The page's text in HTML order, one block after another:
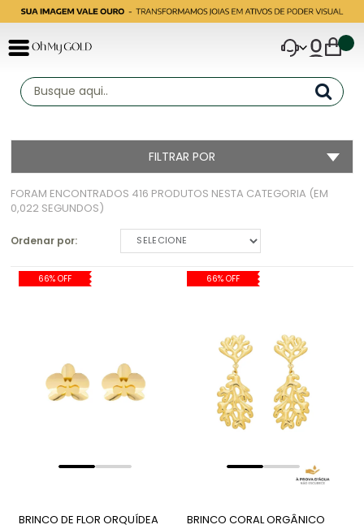
FILTRAR POR
FORAM ENCONTRADOS 416 PRODUTOS NESTA CATEGORIA (EM
0,022 SEGUNDOS)
Ordenar por: SELECIONE
66% OFF
BRINCO DE FLOR ORQUÍDEA
66% OFF
BRINCO CORAL ORGÂNICO